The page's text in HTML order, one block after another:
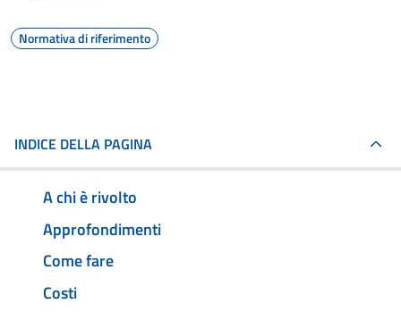
Normativa di riferimento
INDICE DELLA PAGINA
A chi è rivolto
Approfondimenti
Come fare
Costi